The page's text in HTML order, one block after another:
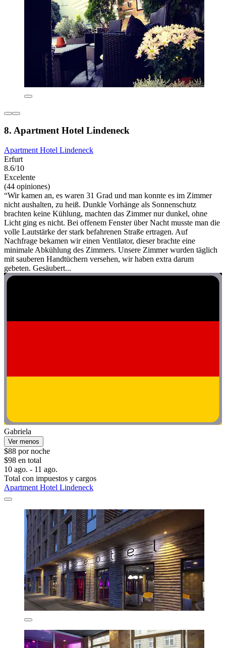
8. Apartment Hotel Lindeneck
Apartment Hotel Lindeneck
Erfurt
8.6/10
Excelente
(44 opiniones)
“Wir kamen an, es waren 31 Grad und man konnte es im Zimmer
nicht aushalten, zu heiß. Dunkle Vorhänge als Sonnenschutz
brachten keine Kühlung, machten das Zimmer nur dunkel, ohne
Licht ging es nicht. Bei offenem Fenster über Nacht musste man die
volle Lautstärke der stark befahrenen Straße ertragen. Auf
Nachfrage bekamen wir einen Ventilator, dieser brachte eine
minimale Abkühlung des Zimmers. Unsere Zimmer wurden täglich
mit sauberen Handtüchern versehen, wir haben extra darum
gebeten. Gesäubert...
Gabriela
Ver menos
$88 por noche
$98 en total
10 ago. - 11 ago.
Total con impuestos y cargos
Apartment Hotel Lindeneck